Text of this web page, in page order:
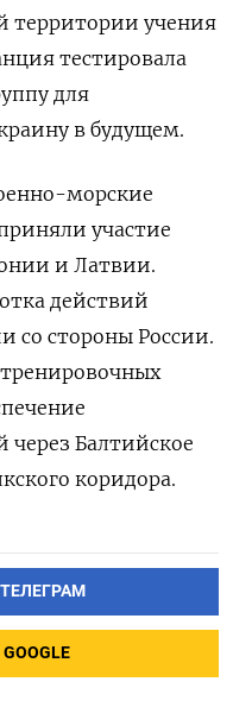
территории учения
тестировала
для
в будущем.
морские
участие
и Латвии.
действий
со стороны России.
через Балтийское
коридора.